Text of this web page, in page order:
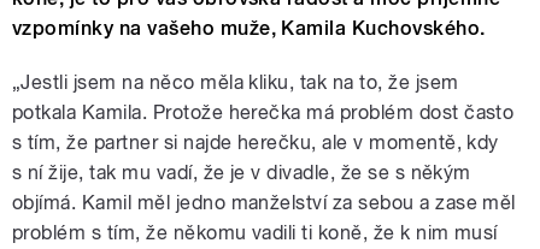
vzpomínky na vašeho muže, Kamila Kuchovského.
„Jestli jsem na něco měla kliku, tak na to, že jsem
potkala Kamila. Protože herečka má problém dost často
s tím, že partner si najde herečku, ale v momentě, kdy
s ní žije, tak mu vadí, že je v divadle, že se s někým
objímá. Kamil měl jedno manželství za sebou a zase měl
problém s tím, že někomu vadili ti koně, že k nim musí